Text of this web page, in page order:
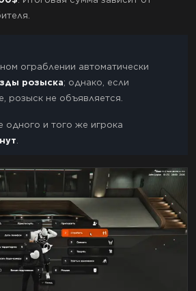
ограблении автоматически
розыска; однако, если
розыск не объявляется.
одного и того же игрока